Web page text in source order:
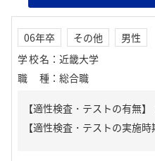
06年卒 その他
男性
学校名 ： 近畿大学
職種 ： 総合職
【適性検査・テストの有無】